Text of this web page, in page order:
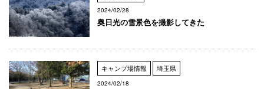
2024/02/28
奥日光の雪景色を撮影してきた
キャンプ場情報 埼玉県
2024/02/18